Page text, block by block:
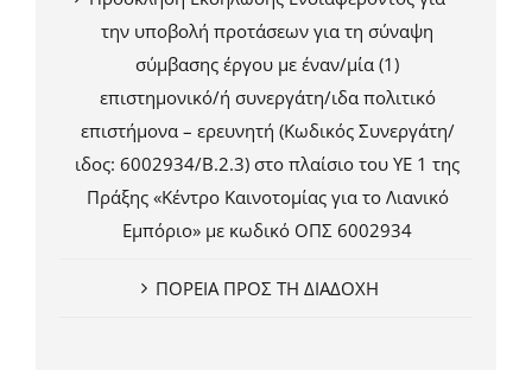
την υποβολή προτάσεων για τη σύναψη
σύμβασης έργου με έναν/μία (1)
επιστημονικό/ή συνεργάτη/ιδα πολιτικό
επιστήμονα – ερευνητή (Κωδικός Συνεργάτη/
ιδος: 6002934/Β.2.3) στο πλαίσιο του ΥΕ 1 της
Πράξης «Κέντρο Καινοτομίας για το Λιανικό
Εμπόριο» με κωδικό ΟΠΣ 6002934
ΠΟΡΕΙΑ ΠΡΟΣ ΤΗ ΔΙΑΔΟΧΗ